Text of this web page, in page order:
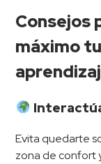
Consejos
máximo
Evita quedarte
zona de confort